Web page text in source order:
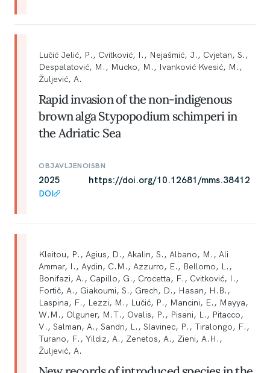
Lučić Jelić, P., Cvitković, I., Nejašmić, J., Cvjetan, S.,
Despalatović, M., Mucko, M., Ivanković Kvesić, M.,
Žuljević, A.
Rapid invasion of the non-indigenous
brown alga Stypopodium schimperi in
the Adriatic Sea
OBJAVLJENO
2025
DOI
ISBN
https://doi.org/10.12681/mms.38412
Kleitou, P., Agius, D., Akalin, S., Albano, M., Ali
Ammar, I., Aydin, C.M., Azzurro, E., Bellomo, L.,
Bonifazi, A., Capillo, G., Crocetta, F., Cvitković, I.,
Fortič, A., Giakoumi, S., Grech, D., Hasan, H.B.,
Laspina, F., Lezzi, M., Lučić, P., Mancini, E., Mayya,
W.M., Olguner, M.T., Ovalis, P., Pisani, L., Pitacco,
V., Salman, A., Sandri, L., Slavinec, P., Tiralongo, F.,
Turano, F., Yildiz, A., Zenetos, A., Zieni, A.H.,
Žuljević, A.